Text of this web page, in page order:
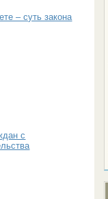
– суть закона
с